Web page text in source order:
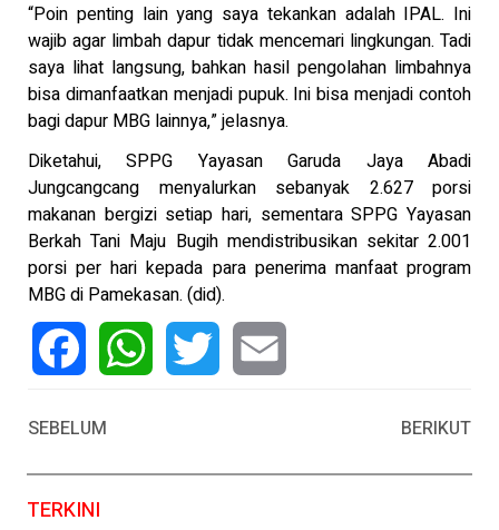
“Poin penting lain yang saya tekankan adalah IPAL. Ini
wajib agar limbah dapur tidak mencemari lingkungan. Tadi
saya lihat langsung, bahkan hasil pengolahan limbahnya
bisa dimanfaatkan menjadi pupuk. Ini bisa menjadi contoh
bagi dapur MBG lainnya,” jelasnya.
Diketahui, SPPG Yayasan Garuda Jaya Abadi
Jungcangcang menyalurkan sebanyak 2.627 porsi
makanan bergizi setiap hari, sementara SPPG Yayasan
Berkah Tani Maju Bugih mendistribusikan sekitar 2.001
porsi per hari kepada para penerima manfaat program
MBG di Pamekasan. (did).
SEBELUM
BERIKUT
TERKINI